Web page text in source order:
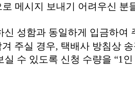
메시지 보내기 어려우신
성함과 동일하게 입금하여
주실 경우, 택배사 방침상
수 있도록 신청 수량을 “1